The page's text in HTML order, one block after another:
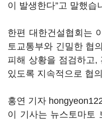
이 발생한다”고 말했습
한편 대한건설협회는
토교통부와 긴밀한 협
피해 상황을 점검하고,
있도록 지속적으로 협
홍연 기자
이 기사는 뉴스토마토